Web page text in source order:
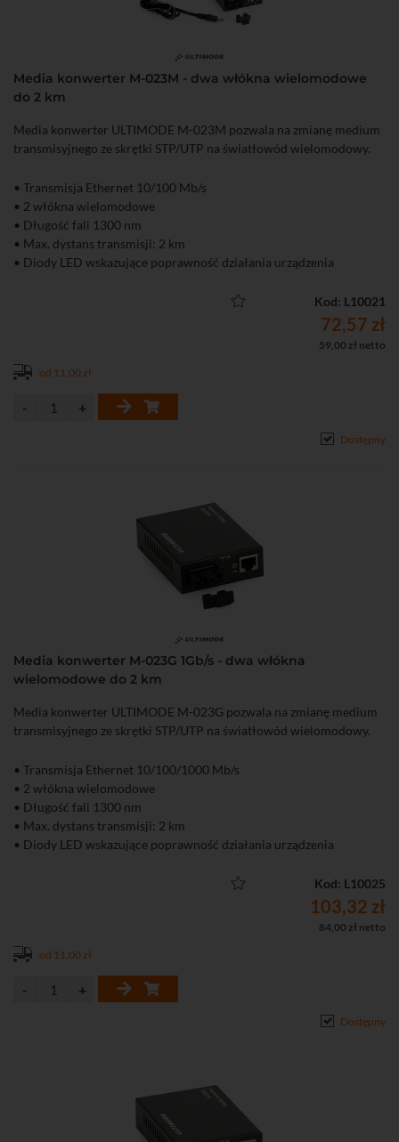
Media konwerter M-023M - dwa włókna wielomodowe
do 2 km
Media konwerter ULTIMODE M-023M pozwala na zmianę medium
transmisyjnego ze skrętki STP/UTP na światłowód wielomodowy.
• Transmisja Ethernet 10/100 Mb/s
• 2 włókna wielomodowe
• Długość fali 1300 nm
• Max. dystans transmisji: 2 km
• Diody LED wskazujące poprawność działania urządzenia
Kod: L10021
72,57 zł
59,00 zł netto
od 11,00 zł
Dostępny
Media konwerter M-023G 1Gb/s - dwa włókna
wielomodowe do 2 km
Media konwerter ULTIMODE M-023G pozwala na zmianę medium
transmisyjnego ze skrętki STP/UTP na światłowód wielomodowy.
• Transmisja Ethernet 10/100/1000 Mb/s
• 2 włókna wielomodowe
• Długość fali 1300 nm
• Max. dystans transmisji: 2 km
• Diody LED wskazujące poprawność działania urządzenia
Kod: L10025
103,32 zł
84,00 zł netto
od 11,00 zł
Dostępny